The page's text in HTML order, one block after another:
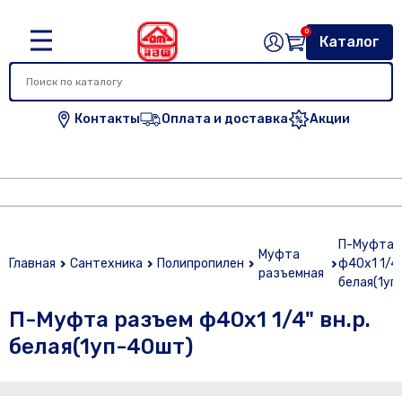
Контакты Оплата и доставка Акции
Каталог
0
Главная Сантехника Полипропилен
Муфта
разъемная
П-Муфта
ф40х1 1/
П-Муфта разъем ф40х1 1/4" вн.р.
белая(1уп-40шт)